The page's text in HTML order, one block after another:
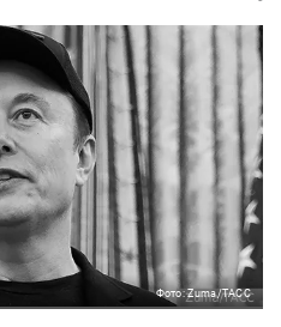
Фото: Zuma/ТАСС